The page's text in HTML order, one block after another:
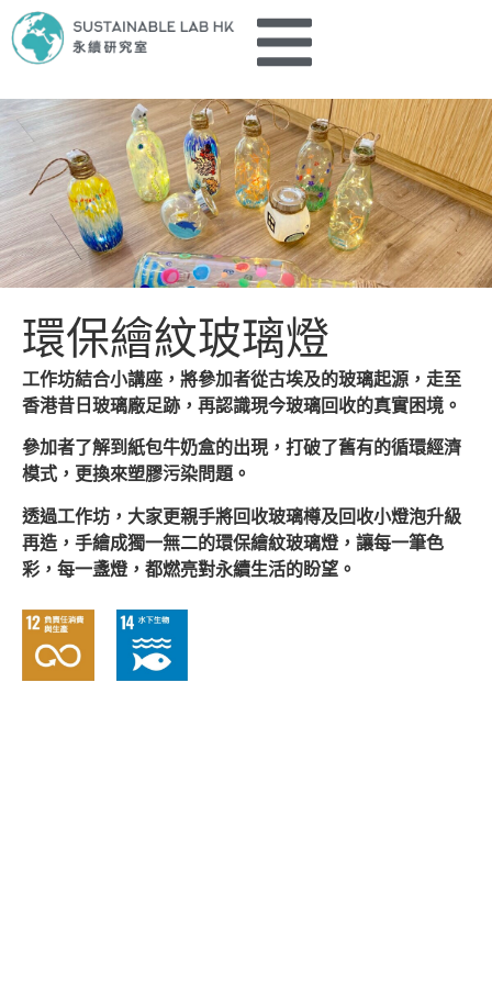
環保繪紋玻璃燈
工作坊結合小講座，將參加者從古埃及的玻璃起源，走至
香港昔日玻璃廠足跡，再認識現今玻璃回收的真實困境。
參加者了解到紙包牛奶盒的出現，打破了舊有的循環經濟
模式，更換來塑膠污染問題。
透過工作坊，大家更親手將回收玻璃樽及回收小燈泡升級
再造，手繪成獨一無二的環保繪紋玻璃燈，讓每一筆色
彩， 每一盞燈，都燃亮對永續生活的盼望。